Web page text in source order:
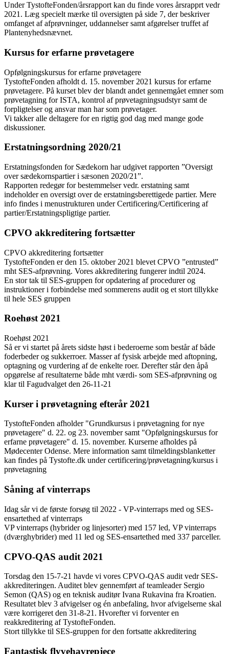
Under TystofteFonden/årsrapport kan du finde vores årsrapprt vedr
2021. Læg specielt mærke til oversigten på side 7, der beskriver
omfanget af afprøvninger, uddannelser samt afgørelser truffet af
Plantenyhedsnævnet.
Kursus for erfarne prøvetagere
Opfølgningskursus for erfarne prøvetagere
TystofteFonden afholdt d. 15. november 2021 kursus for erfarne
prøvetagere. På kurset blev der blandt andet gennemgået emner som
prøvetagning for ISTA, kontrol af prøvetagningsudstyr samt de
forpligtelser og ansvar man har som prøvetager.
Vi takker alle deltagere for en rigtig god dag med mange gode
diskussioner.
Erstatningsordning 2020/21
Erstatningsfonden for Sædekorn har udgivet rapporten ”Oversigt
over sædekornspartier i sæsonen 2020/21”.
Rapporten redegør for bestemmelser vedr. erstatning samt
indeholder en oversigt over de erstatningsberettigede partier. Mere
info findes i menustrukturen under Certificering/Certificering af
partier/Erstatningspligtige partier.
CPVO akkreditering fortsætter
CPVO akkreditering fortsætter
TystofteFonden er den 15. oktober 2021 blevet CPVO ”entrusted”
mht SES-afprøvning. Vores akkreditering fungerer indtil 2024.
En stor tak til SES-gruppen for opdatering af procedurer og
instruktioner i forbindelse med sommerens audit og et stort tillykke
til hele SES gruppen
Roehøst 2021
Roehøst 2021
Så er vi startet på årets sidste høst i bederoerne som består af både
foderbeder og sukkerroer. Masser af fysisk arbejde med aftopning,
optagning og vurdering af de enkelte roer. Derefter står den åpå
opgørelse af resultaterne både mht værdi- som SES-afprøvning og
klar til Fagudvalget den 26-11-21
Kurser i prøvetagning efterår 2021
TystofteFonden afholder "Grundkursus i prøvetagning for nye
prøvetagere" d. 22. og 23. november samt "Opfølgningskursus for
erfarne prøvetagere" d. 15. november. Kurserne afholdes på
Mødecenter Odense. Mere information samt tilmeldingsblanketter
kan findes på Tystofte.dk under certificering/prøvetagning/kursus i
prøvetagning
Såning af vinterraps
Idag sår vi de første forsøg til 2022 - VP-vinterraps med og SES-
ensartethed af vinterraps
VP vinterraps (hybrider og linjesorter) med 157 led, VP vinterraps
(dværghybrider) med 11 led og SES-ensartethed med 337 parceller.
CPVO-QAS audit 2021
Torsdag den 15-7-21 havde vi vores CPVO-QAS audit vedr SES-
akkrediteringen. Auditet blev gennemført af teamleader Sergio
Semon (QAS) og en teknisk auditør Ivana Rukavina fra Kroatien.
Resultatet blev 3 afvigelser og én anbefaling, hvor afvigelserne skal
være korrigeret den 31-8-21. Hvorefter vi forventer en
reakkreditering af TystofteFonden.
Stort tillykke til SES-gruppen for den fortsatte akkreditering
Fantastisk flyvehavrepjece